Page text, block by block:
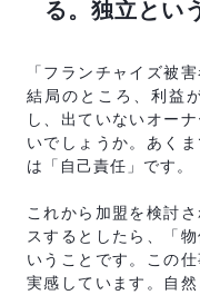
る。独立とい
「フランチャイズ被
結局のところ、利益
し、出ていないオー
いでしょうか。あく
は「自己責任」です。
これから加盟を検討
スするとしたら、「
いうことです。この
実感しています。自